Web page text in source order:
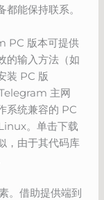
能保持联系。
PC 版本可提供
的输入方法（如
装 PC 版
主网
系统兼容的 PC
。单击下载
，由于其代码库
。借助提供端到